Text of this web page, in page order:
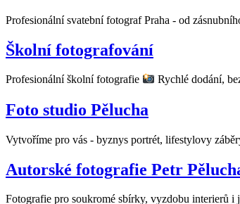
Profesionální svatební fotograf Praha - od
Školní fotografování
Profesionální školní fotografie Rychlé dodání,
Foto studio Pělucha
Vytvoříme pro vás - byznys portrét, lifestylovy
Autorské fotografie Petr
Fotografie pro soukromé sbírky, vyzdobu interierů i